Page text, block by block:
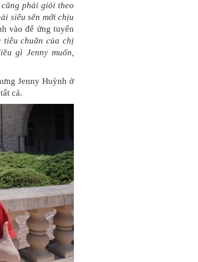
phải giỏi theo
siêu sến mới chịu
vào để ứng tuyển
tiêu chuẩn của chị
gì Jenny muốn,
Jenny Huỳnh ở
cả.